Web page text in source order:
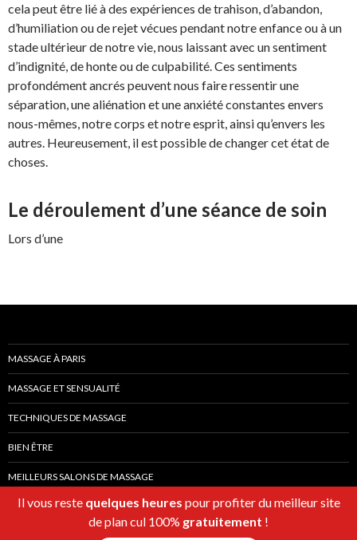
cela peut être lié à des expériences de trahison, d’abandon,
d’humiliation ou de rejet vécues pendant notre enfance ou à un
stade ultérieur de notre vie, nous laissant avec un sentiment
d’indignité, de honte ou de culpabilité. Ces sentiments
profondément ancrés peuvent nous faire ressentir une
séparation, une aliénation et une anxiété constantes envers
nous-mêmes, notre corps et notre esprit, ainsi qu’envers les
autres. Heureusement, il est possible de changer cet état de
choses.
Le déroulement d’une séance de soin
Lors d’une
MASSAGE À PARIS
MASSAGE ET SENSUALITÉ
TECHNIQUES DE MASSAGE
BIEN ÊTRE
MEILLEURS SALONS DE MASSAGE
Il vous reste quelques heures pour profiter du meilleur site
de plan cul 100% gratuitement !